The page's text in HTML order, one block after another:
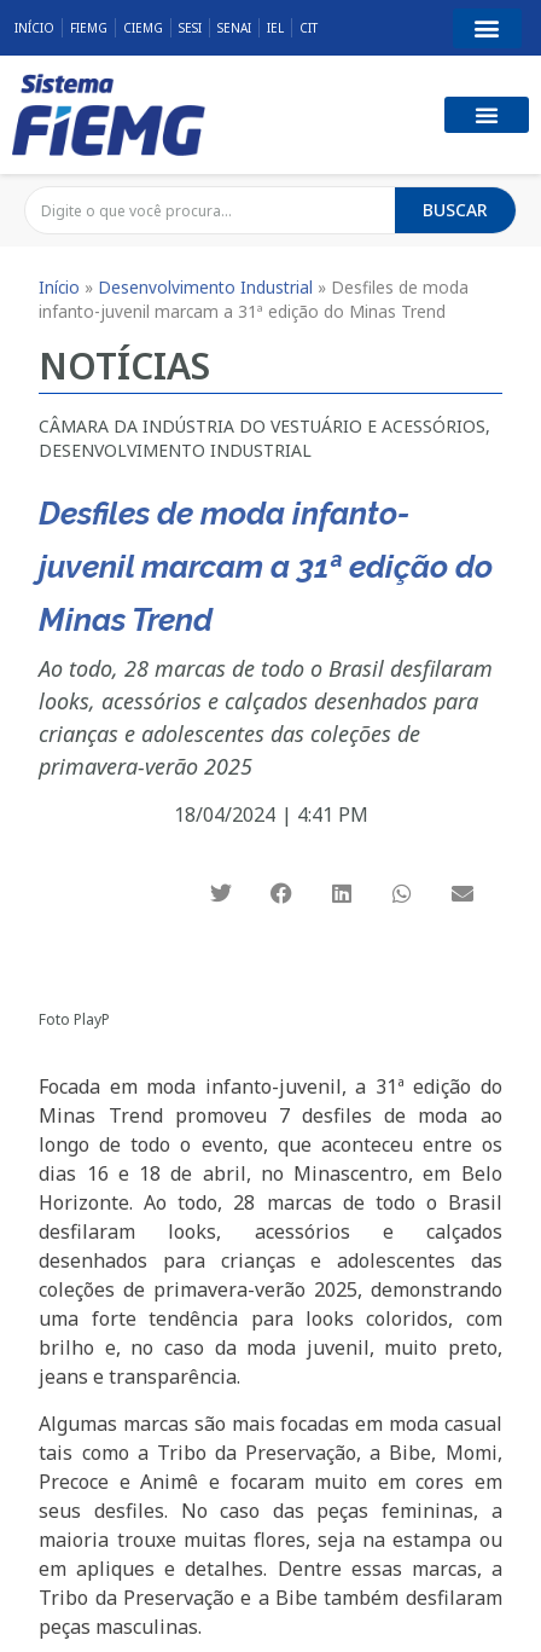
INÍCIO FIEMG CIEMG SESI SENAI IEL CIT
BUSCAR
Início » Desenvolvimento Industrial » Desfiles de moda
infanto-juvenil marcam a 31ª edição do Minas Trend
NOTÍCIAS
CÂMARA DA INDÚSTRIA DO VESTUÁRIO E ACESSÓRIOS,
DESENVOLVIMENTO INDUSTRIAL
Desfiles de moda infanto-
juvenil marcam a 31ª edição do
Minas Trend
Ao todo, 28 marcas de todo o Brasil desfilaram
looks, acessórios e calçados desenhados para
crianças e adolescentes das coleções de
primavera-verão 2025
18/04/2024 | 4:41 PM
Foto PlayP
Focada em moda infanto-juvenil, a 31ª edição do
Minas Trend promoveu 7 desfiles de moda ao
longo de todo o evento, que aconteceu entre os
dias 16 e 18 de abril, no Minascentro, em Belo
Horizonte. Ao todo, 28 marcas de todo o Brasil
desfilaram looks, acessórios e calçados
desenhados para crianças e adolescentes das
coleções de primavera-verão 2025, demonstrando
uma forte tendência para looks coloridos, com
brilho e, no caso da moda juvenil, muito preto,
jeans e transparência.
Algumas marcas são mais focadas em moda casual
tais como a Tribo da Preservação, a Bibe, Momi,
Precoce e Animê e focaram muito em cores em
seus desfiles. No caso das peças femininas, a
maioria trouxe muitas flores, seja na estampa ou
em apliques e detalhes. Dentre essas marcas, a
Tribo da Preservação e a Bibe também desfilaram
peças masculinas.